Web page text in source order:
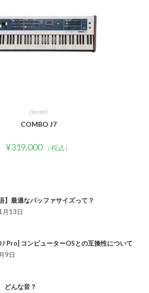
Dexibell
COMBO J7
¥319,000 （税込）
】最適なバッファサイズって？
13日
Pro] コンピューターOSとの互換性について
9日
どんな音？